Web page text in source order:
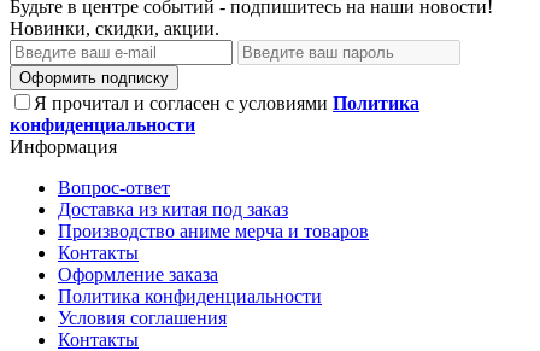
Будьте в центре событий - подпишитесь на наши новости!
Новинки, скидки, акции.
Оформить подписку
Я прочитал и согласен с условиями Политика
конфиденциальности
Информация
Вопрос-ответ
Доставка из китая под заказ
Производство аниме мерча и товаров
Контакты
Оформление заказа
Политика конфиденциальности
Условия соглашения
Контакты